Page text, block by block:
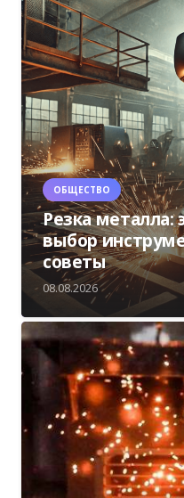
ОБЩЕСТВО
Резка металла:
выбор
советы
08.08.2026